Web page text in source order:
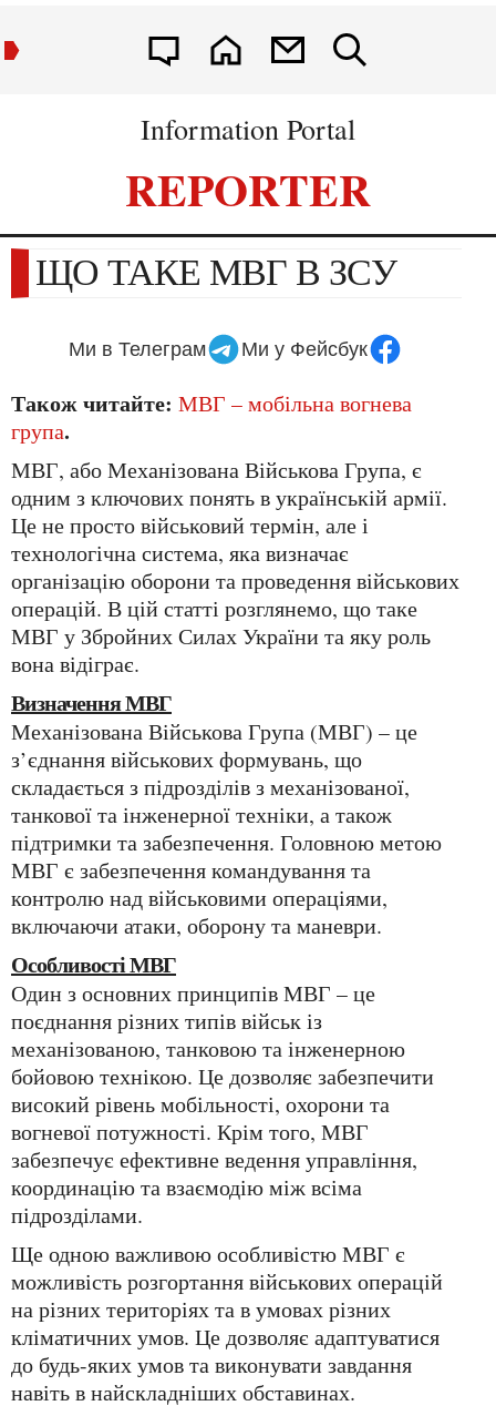
Information Portal
REPORTER
ЩО ТАКЕ МВГ В ЗСУ
Ми в Телеграм Ми у Фейсбук
Також читайте: МВГ – мобільна вогнева
група.
МВГ, або Механізована Військова Група, є
одним з ключових понять в українській армії.
Це не просто військовий термін, але і
технологічна система, яка визначає
організацію оборони та проведення військових
операцій. В цій статті розглянемо, що таке
МВГ у Збройних Силах України та яку роль
вона відіграє.
Визначення МВГ
Механізована Військова Група (МВГ) – це
з’єднання військових формувань, що
складається з підрозділів з механізованої,
танкової та інженерної техніки, а також
підтримки та забезпечення. Головною метою
МВГ є забезпечення командування та
контролю над військовими операціями,
включаючи атаки, оборону та маневри.
Особливості МВГ
Один з основних принципів МВГ – це
поєднання різних типів військ із
механізованою, танковою та інженерною
бойовою технікою. Це дозволяє забезпечити
високий рівень мобільності, охорони та
вогневої потужності. Крім того, МВГ
забезпечує ефективне ведення управління,
координацію та взаємодію між всіма
підрозділами.
Ще одною важливою особливістю МВГ є
можливість розгортання військових операцій
на різних територіях та в умовах різних
кліматичних умов. Це дозволяє адаптуватися
до будь-яких умов та виконувати завдання
навіть в найскладніших обставинах.